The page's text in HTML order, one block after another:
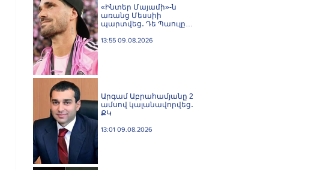
«Ինտեր Մայամի»-ն
առանց Մեսսիի
պարտվեց․ Դե Պաուլը
արգենտինացուն
13:55 09.08.2026
Արգամ Աբրահամյանը 2
ամսով կալանավորվեց․
ՔԿ
13:01 09.08.2026